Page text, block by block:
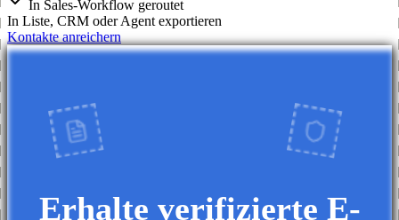
In Sales-Workflow geroutet
In Liste, CRM oder Agent exportieren
Kontakte anreichern
Erhalte verifizierte E-